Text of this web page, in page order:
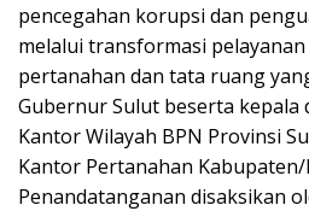
pencegahan korupsi dan
melalui transformasi
pertanahan dan tata ruang
Gubernur Sulut beserta kepala
Kantor Wilayah BPN Provinsi
Kantor Pertanahan Kabupaten/
Penandatanganan disaksikan